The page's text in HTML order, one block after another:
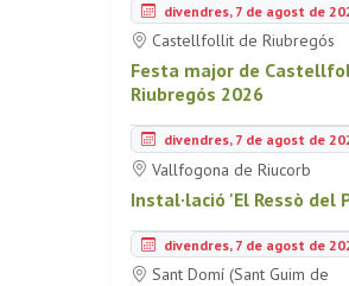
divendres, 7 de agost de
Castellfollit de Riubregós
Festa major de
Riubregós 2026
divendres, 7 de agost de
Vallfogona de Riucorb
Instal·lació 'El Ressò del
divendres, 7 de agost de
Sant Domí (Sant Guim de